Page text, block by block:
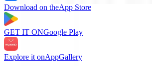
Download on theApp Store
GET IT ONGoogle Play
Explore it onAppGallery